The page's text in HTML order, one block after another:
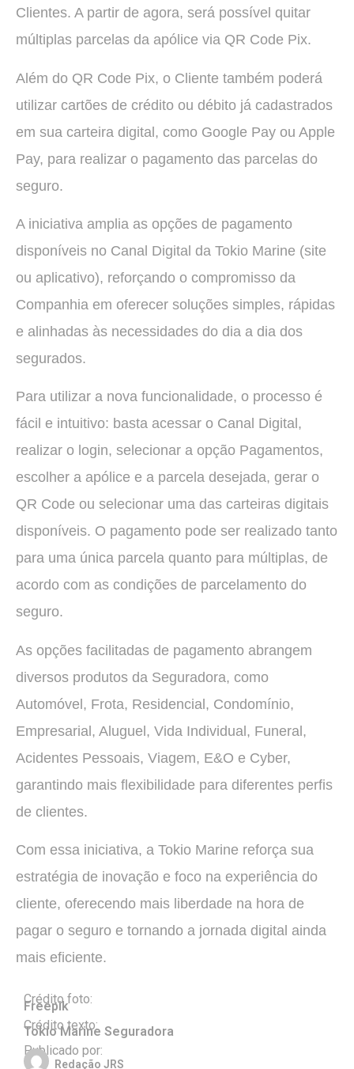
Clientes. A partir de agora, será possível quitar
múltiplas parcelas da apólice via QR Code Pix.
Além do QR Code Pix, o Cliente também poderá
utilizar cartões de crédito ou débito já cadastrados
em sua carteira digital, como Google Pay ou Apple
Pay, para realizar o pagamento das parcelas do
seguro.
A iniciativa amplia as opções de pagamento
disponíveis no Canal Digital da Tokio Marine (site
ou aplicativo), reforçando o compromisso da
Companhia em oferecer soluções simples, rápidas
e alinhadas às necessidades do dia a dia dos
segurados.
Para utilizar a nova funcionalidade, o processo é
fácil e intuitivo: basta acessar o Canal Digital,
realizar o login, selecionar a opção Pagamentos,
escolher a apólice e a parcela desejada, gerar o
QR Code ou selecionar uma das carteiras digitais
disponíveis. O pagamento pode ser realizado tanto
para uma única parcela quanto para múltiplas, de
acordo com as condições de parcelamento do
seguro.
As opções facilitadas de pagamento abrangem
diversos produtos da Seguradora, como
Automóvel, Frota, Residencial, Condomínio,
Empresarial, Aluguel, Vida Individual, Funeral,
Acidentes Pessoais, Viagem, E&O e Cyber,
garantindo mais flexibilidade para diferentes perfis
de clientes.
Com essa iniciativa, a Tokio Marine reforça sua
estratégia de inovação e foco na experiência do
cliente, oferecendo mais liberdade na hora de
pagar o seguro e tornando a jornada digital ainda
mais eficiente.
Crédito foto:
Freepik
Crédito texto:
Tokio Marine Seguradora
Publicado por:
Redação JRS